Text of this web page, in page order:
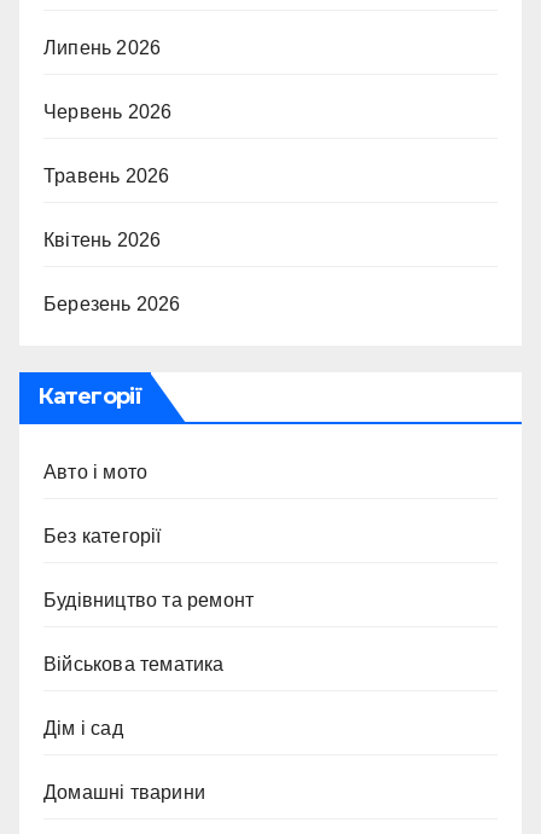
Липень 2026
Червень 2026
Травень 2026
Квітень 2026
Березень 2026
Категорії
Авто і мото
Без категорії
Будівництво та ремонт
Військова тематика
Дім і сад
Домашні тварини